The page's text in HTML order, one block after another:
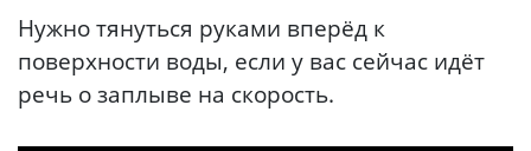
Нужно тянуться руками вперёд к
поверхности воды, если у вас сейчас идёт
речь о заплыве на скорость.